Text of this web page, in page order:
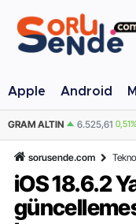
Apple Android
0,51% ONS ALTIN / USD
sorusende.com
iOS 18.6.2